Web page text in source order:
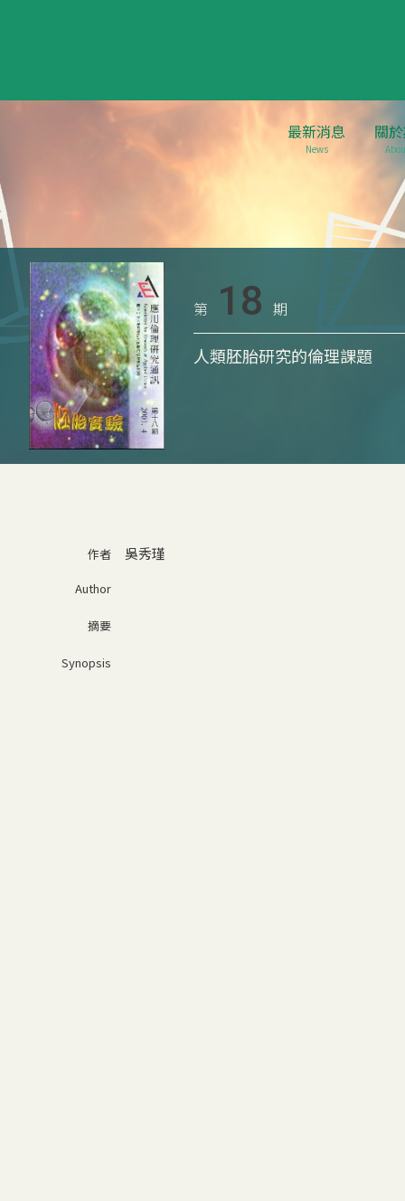
最新消息
News
關
第 18 期
人類胚胎研究的倫理課題
作者 吳秀瑾
Author
摘要
Synopsis